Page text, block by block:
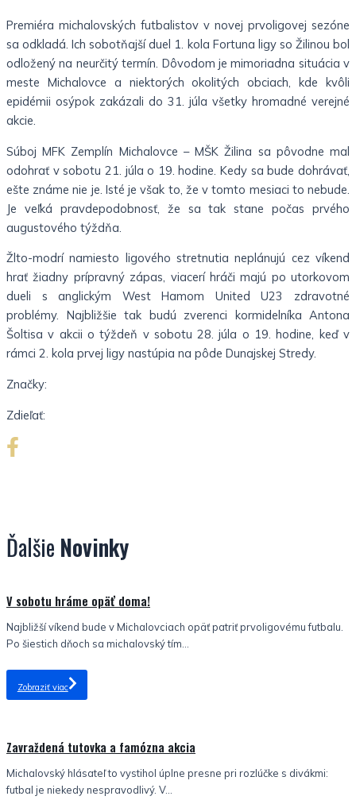
Premiéra michalovských futbalistov v novej prvoligovej sezóne
sa odkladá. Ich sobotňajší duel 1. kola Fortuna ligy so Žilinou bol
odložený na neurčitý termín. Dôvodom je mimoriadna situácia v
meste Michalovce a niektorých okolitých obciach, kde kvôli
epidémii osýpok zakázali do 31. júla všetky hromadné verejné
akcie.
Súboj MFK Zemplín Michalovce – MŠK Žilina sa pôvodne mal
odohrať v sobotu 21. júla o 19. hodine. Kedy sa bude dohrávať,
ešte známe nie je. Isté je však to, že v tomto mesiaci to nebude.
Je veľká pravdepodobnosť, že sa tak stane počas prvého
augustového týždňa.
Žlto-modrí namiesto ligového stretnutia neplánujú cez víkend
hrať žiadny prípravný zápas, viacerí hráči majú po utorkovom
dueli s anglickým West Hamom United U23 zdravotné
problémy. Najbližšie tak budú zverenci kormidelníka Antona
Šoltisa v akcii o týždeň v sobotu 28. júla o 19. hodine, keď v
rámci 2. kola prvej ligy nastúpia na pôde Dunajskej Stredy.
Značky:
Zdieľať:
Ďalšie Novinky
V sobotu hráme opäť doma!
Najbližší víkend bude v Michalovciach opäť patriť prvoligovému futbalu.
Po šiestich dňoch sa michalovský tím...
Zobraziť viac
Zavraždená tutovka a famózna akcia
Michalovský hlásateľ to vystihol úplne presne pri rozlúčke s divákmi:
futbal je niekedy nespravodlivý. V...